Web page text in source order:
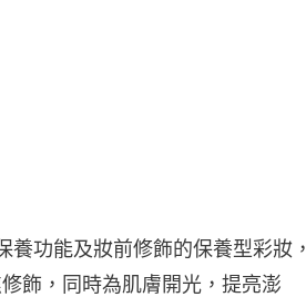
功能及妝前修飾的保養型彩妝，
飾，同時為肌膚開光，提亮澎